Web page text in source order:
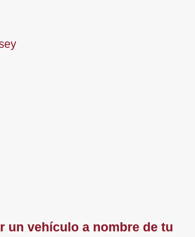
un vehículo a nombre de tu